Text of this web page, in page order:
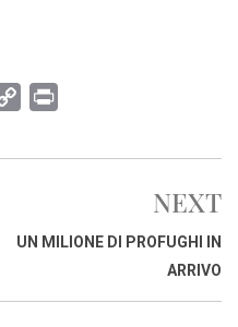
p
i
i
NEXT
UN MILIONE DI PROFUGHI IN
ARRIVO